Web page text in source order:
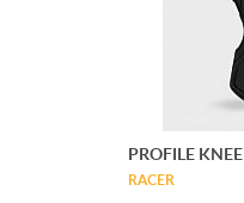
PROFILE KNEE
RACER